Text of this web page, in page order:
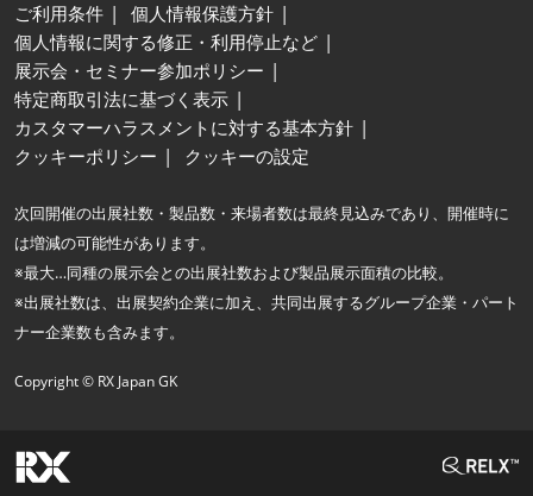
ご利用条件
個人情報保護方針
個人情報に関する修正・利用停止など
展示会・セミナー参加ポリシー
特定商取引法に基づく表示
カスタマーハラスメントに対する基本方針
クッキーポリシー
クッキーの設定
次回開催の出展社数・製品数・来場者数は最終見込みであり、開催時に
は増減の可能性があります。
※最大…同種の展示会との出展社数および製品展示面積の比較。
※出展社数は、出展契約企業に加え、共同出展するグループ企業・パート
ナー企業数も含みます。
Copyright © RX Japan GK